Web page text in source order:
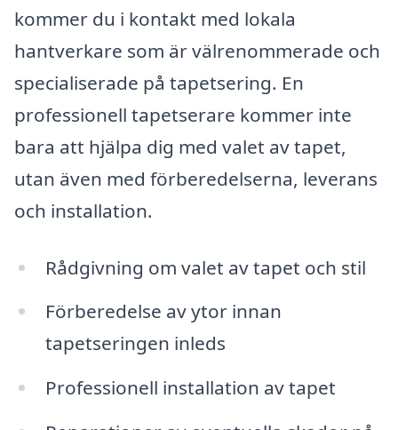
kommer du i kontakt med lokala
hantverkare som är välrenommerade och
specialiserade på tapetsering. En
professionell tapetserare kommer inte
bara att hjälpa dig med valet av tapet,
utan även med förberedelserna, leverans
och installation.
Rådgivning om valet av tapet och stil
Förberedelse av ytor innan
tapetseringen inleds
Professionell installation av tapet